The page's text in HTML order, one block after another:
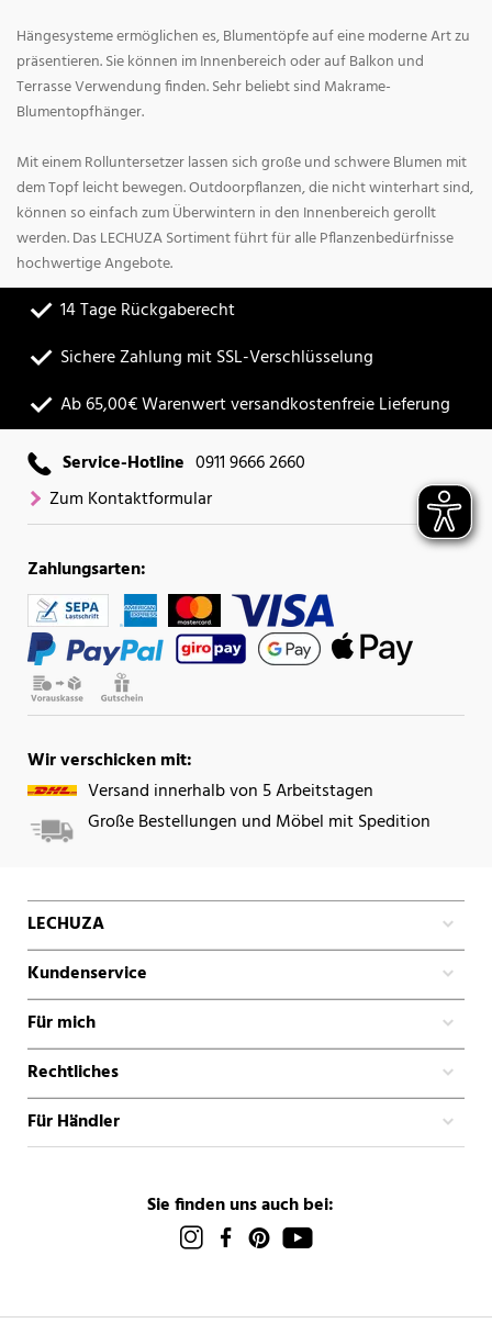
Hängesysteme ermöglichen es, Blumentöpfe auf eine moderne Art zu
präsentieren. Sie können im Innenbereich oder auf Balkon und
Terrasse Verwendung finden. Sehr beliebt sind Makrame-
Blumentopfhänger.
Mit einem Rolluntersetzer lassen sich große und schwere Blumen mit
dem Topf leicht bewegen. Outdoorpflanzen, die nicht winterhart sind,
können so einfach zum Überwintern in den Innenbereich gerollt
werden. Das LECHUZA Sortiment führt für alle Pflanzenbedürfnisse
hochwertige Angebote.
14 Tage Rückgaberecht
Sichere Zahlung mit SSL-Verschlüsselung
Ab 65,00€ Warenwert versandkostenfreie Lieferung
Service-Hotline 0911 9666 2660
Zum Kontaktformular
Zahlungsarten:
Wir verschicken mit:
Versand innerhalb von 5 Arbeitstagen
Große Bestellungen und Möbel mit Spedition
LECHUZA
Kundenservice
Für mich
Rechtliches
Für Händler
Sie finden uns auch bei: